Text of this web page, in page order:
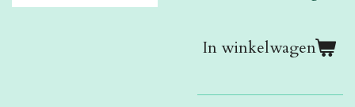
In winkelwagen